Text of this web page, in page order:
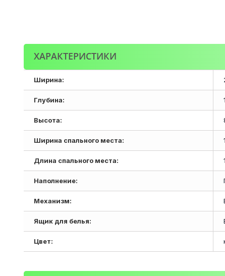
ХАРАКТЕРИСТИКИ
Ширина:
Глубина:
Высота:
Ширина спального места:
Длина спального места:
Наполнение:
Механизм:
Ящик для белья:
Цвет: